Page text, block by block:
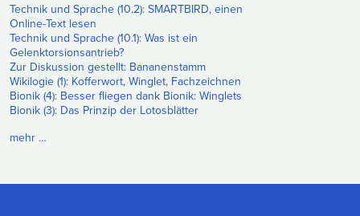
Technik und Sprache (10.2): SMARTBIRD, einen
Online-Text lesen
Technik und Sprache (10.1): Was ist ein
Gelenktorsionsantrieb?
Zur Diskussion gestellt: Bananenstamm
Wikilogie (1): Kofferwort, Winglet, Fachzeichnen
Bionik (4): Besser fliegen dank Bionik: Winglets
Bionik (3): Das Prinzip der Lotosblätter
mehr …